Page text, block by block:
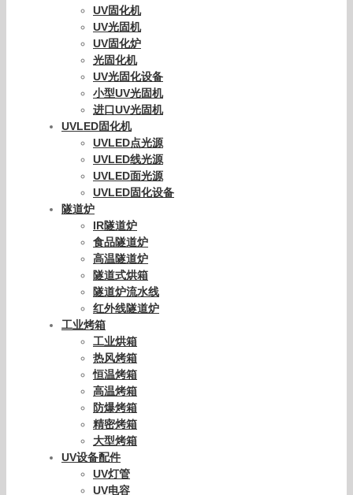
UV固化机
UV光固机
UV固化炉
光固化机
UV光固化设备
小型UV光固机
进口UV光固机
UVLED固化机
UVLED点光源
UVLED线光源
UVLED面光源
UVLED固化设备
隧道炉
IR隧道炉
食品隧道炉
高温隧道炉
隧道式烘箱
隧道炉流水线
红外线隧道炉
工业烤箱
工业烘箱
热风烤箱
恒温烤箱
高温烤箱
防爆烤箱
精密烤箱
大型烤箱
UV设备配件
UV灯管
UV电容